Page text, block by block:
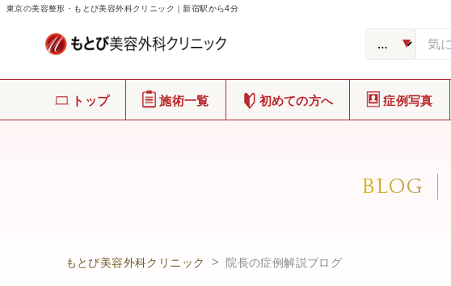
東京の美容整形・もとび美容外科クリニック｜新宿駅から4分
トップ 施術一覧 初めての方へ 症例写真
BLOG
もとび美容外科クリニック 院長の症例解説ブログ